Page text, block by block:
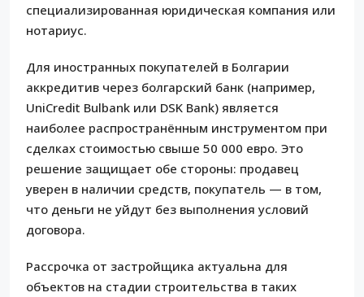
специализированная юридическая компания или
нотариус.
Для иностранных покупателей в Болгарии
аккредитив через болгарский банк (например,
UniCredit Bulbank или DSK Bank) является
наиболее распространённым инструментом при
сделках стоимостью свыше 50 000 евро. Это
решение защищает обе стороны: продавец
уверен в наличии средств, покупатель — в том,
что деньги не уйдут без выполнения условий
договора.
Рассрочка от застройщика актуальна для
объектов на стадии строительства в таких